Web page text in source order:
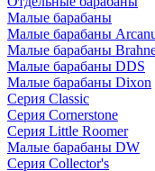
Малые барабаны
Малые барабаны
Малые барабаны
Малые барабаны DDS
Малые барабаны Dixon
Серия Classic
Серия Cornerstone
Серия Little Roomer
Малые барабаны DW
Серия Collector's